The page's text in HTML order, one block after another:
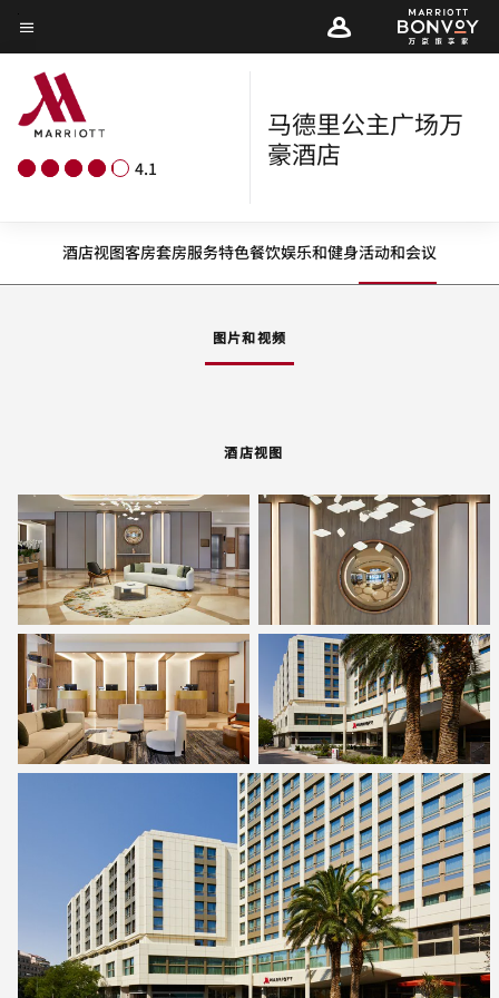
Skip
to
main
content
菜单文本
4.1
马德里公主广场万
豪酒店
酒店视图客房套房服务特色餐饮娱乐和健身活动和会议
图片和视频
酒店视图